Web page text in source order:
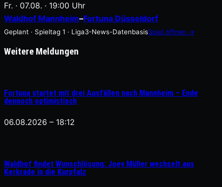
Fr. · 07.08. · 19:00 Uhr
Waldhof Mannheim–Fortuna Düsseldorf
Geplant · Spieltag 1 · Liga3-News-DatenbasisSpiel öffnen →
Weitere Meldungen
Fortuna startet mit drei Ausfällen nach Mannheim – Ende
dennoch optimistisch
06.08.2026 – 18:12
Waldhof findet Wunschlösung: Joey Müller wechselt aus
Kerkrade in die Kurpfalz